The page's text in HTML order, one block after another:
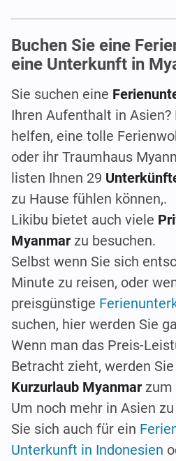
Buchen Sie eine
eine Unterkunft in
Sie suchen eine
Ihren Aufenthalt in
helfen, eine tolle
oder ihr Traumhaus
listen Ihnen 29
zu Hause fühlen können,.
Likibu bietet auch viele
Myanmar zu besuchen.
Selbst wenn Sie sich
Minute zu reisen, oder
preisgünstige
suchen, hier werden Sie
Wenn man das Preis-
Betracht zieht, werden
Kurzurlaub Myanmar zum
Um noch mehr in Asien
Sie sich auch für ein
Unterkunft in Indonesien